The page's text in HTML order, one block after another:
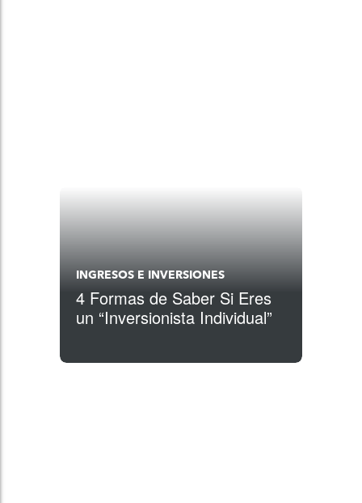
INGRESOS E INVERSIONES
4 Formas de Saber Si Eres
un “Inversionista Individual”